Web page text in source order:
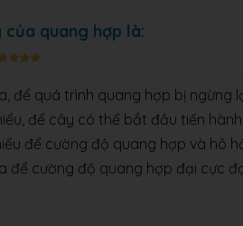
quang hợp là:
để quá trình quang hợp bị ngừng
để cây có thể bắt đầu tiến
để cường độ quang hợp và hô
để cường độ quang hợp đại cực